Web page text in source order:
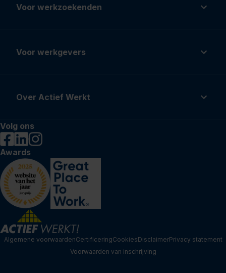
Voor werkzoekenden
Voor werkgevers
Over Actief Werkt
Volg ons
Awards
Algemene voorwaardenCertificeringCookiesDisclaimerPrivacy statement
Voorwaarden van inschrijving